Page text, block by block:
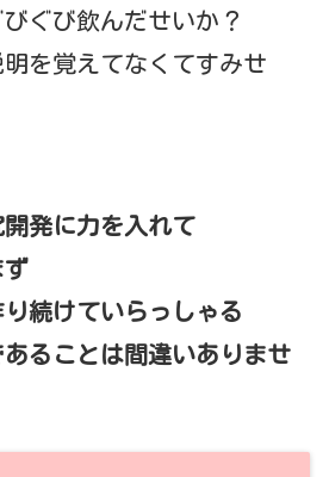
ぐび飲んだせいか？
を覚えてなくてすみせ
開発に力を入れて
ず
続けていらっしゃる
ることは間違いありませ